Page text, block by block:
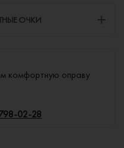
ОЧКИ
комфортную оправу
02-28